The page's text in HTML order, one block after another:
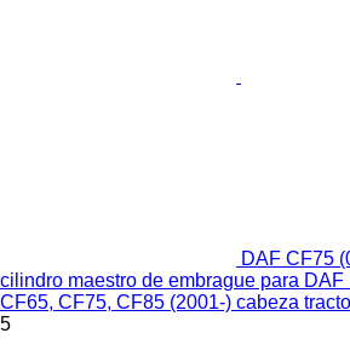
DAF CF75
cilindro maestro de embrague para DAF
CF65, CF75, CF85 (2001-) cabeza
5